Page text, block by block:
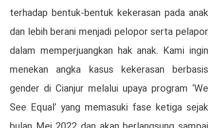
terhadap bentuk-bentuk kekerasan pada anak
dan lebih berani menjadi pelopor serta pelapor
dalam memperjuangkan hak anak. Kami ingin
menekan angka kasus kekerasan berbasis
gender di Cianjur melalui upaya program ‘We
See Equal’ yang memasuki fase ketiga sejak